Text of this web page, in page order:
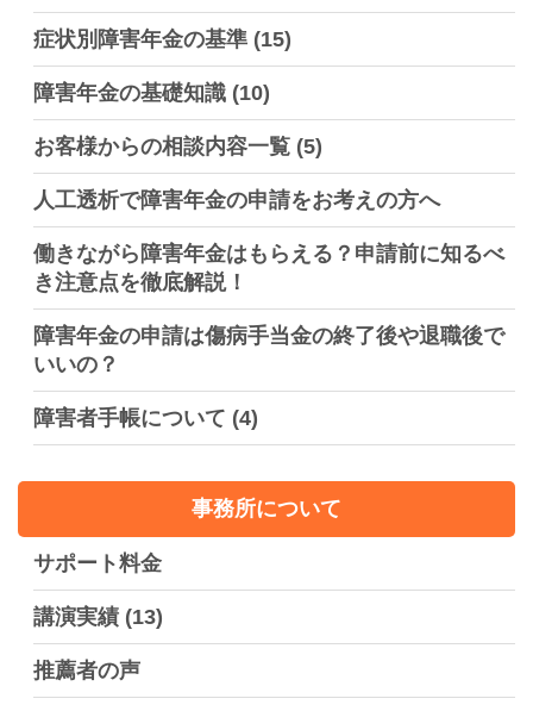
症状別障害年金の基準 (15)
障害年金の基礎知識 (10)
お客様からの相談内容一覧 (5)
人工透析で障害年金の申請をお考えの方へ
働きながら障害年金はもらえる？申請前に知るべ
き注意点を徹底解説！
障害年金の申請は傷病手当金の終了後や退職後で
いいの？
障害者手帳について (4)
事務所について
サポート料金
講演実績 (13)
推薦者の声